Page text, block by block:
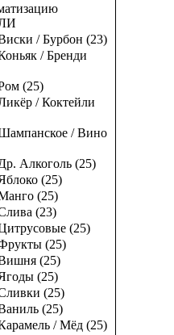
/ Бурбон (23)
/ Бренди
(25)
/ Коктейли
/ Вино
Алкоголь (25)
(25)
(25)
(23)
(25)
(25)
(25)
(25)
(25)
(25)
/ Мёд (25)